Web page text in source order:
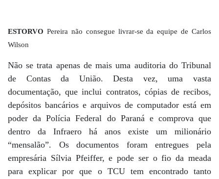
ESTORVO Pereira não consegue livrar-se da equipe de Carlos
Wilson
Não se trata apenas de mais uma auditoria do Tribunal
de Contas da União. Desta vez, uma vasta
documentação, que inclui contratos, cópias de recibos,
depósitos bancários e arquivos de computador está em
poder da Polícia Federal do Paraná e comprova que
dentro da Infraero há anos existe um milionário
“mensalão”. Os documentos foram entregues pela
empresária Sílvia Pfeiffer, e pode ser o fio da meada
para explicar por que o TCU tem encontrado tanto